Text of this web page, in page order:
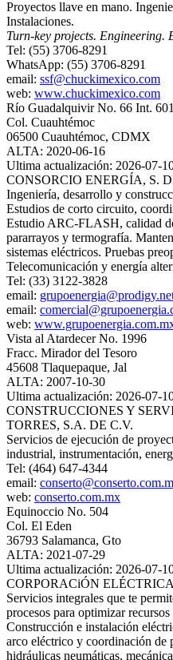
Proyectos llave en mano.
Instalaciones.
Turn‐key projects. Engineering.
Tel: (55) 3706-8291
WhatsApp: (55) 3706-8291
email: ssf@chuckimexico.com
web: www.chuckimexico.com
Río Guadalquivir No. 66 Int.
Col. Cuauhtémoc
06500 Cuauhtémoc, CDMX
ALTA: 2020-06-16
Ultima actualización: 2026-07-
CONSORCIO ENERGÍA, S.
Ingeniería, desarrollo y
Estudios de corto circuito,
Estudio ARC-FLASH, calidad
pararrayos y termografía.
sistemas eléctricos. Pruebas
Telecomunicación y energía
Tel: (33) 3122-3828
email:
email:
web:
Vista al Atardecer No. 1996
Fracc. Mirador del Tesoro
45608 Tlaquepaque, Jal
ALTA: 2007-10-30
Ultima actualización: 2026-07-
CONSTRUCCIONES Y
TORRES, S.A. DE C.V.
Servicios de ejecución de
industrial, instrumentación,
Tel: (464) 647-4344
email:
web: conserto.com.mx
Equinoccio No. 504
Col. El Eden
36793 Salamanca, Gto
ALTA: 2021-07-29
Ultima actualización: 2026-07-
CORPORACiÓN
Servicios integrales que te
procesos para optimizar
Construcción e instalación
arco eléctrico y coordinación de
hidráulicas neumáticas,